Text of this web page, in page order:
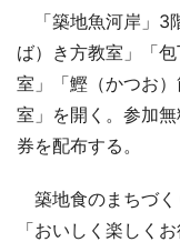
「築地魚河岸」3
ば）き方教室」「
室」「鰹（かつお
室」を開く。参加
券を配布する。
築地食のまちづく
「おいしく楽しく